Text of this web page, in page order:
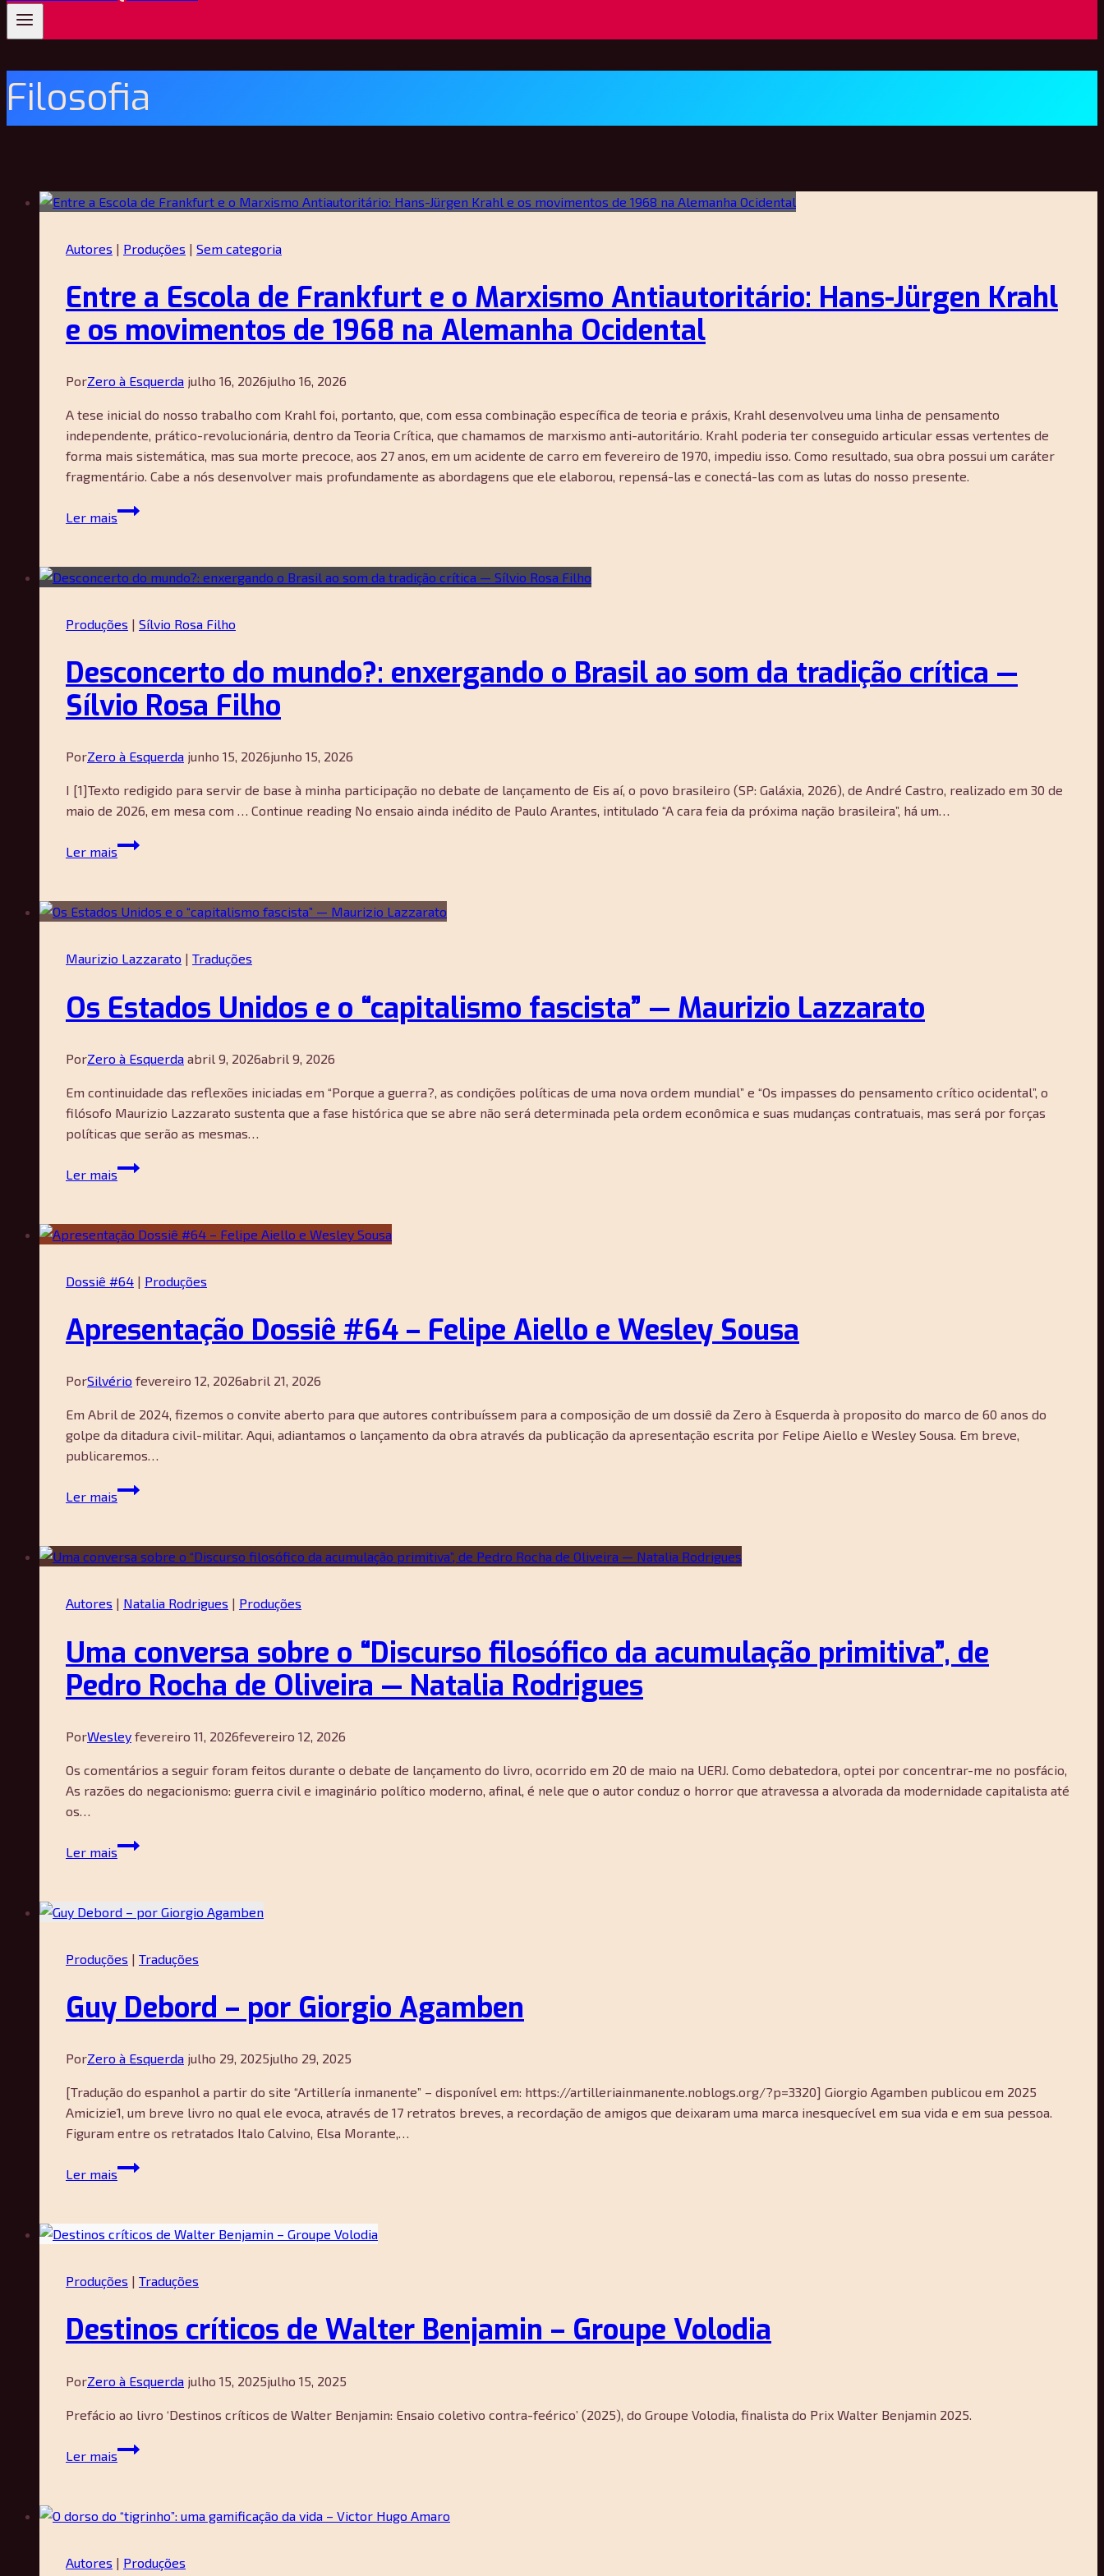
Filosofia
Autores | Produções | Sem categoria
Entre a Escola de Frankfurt e o Marxismo Antiautoritário: Hans-Jürgen Krahl
e os movimentos de 1968 na Alemanha Ocidental
PorZero à Esquerda julho 16, 2026julho 16, 2026
A tese inicial do nosso trabalho com Krahl foi, portanto, que, com essa combinação específica de teoria e práxis, Krahl desenvolveu uma linha de pensamento
independente, prático-revolucionária, dentro da Teoria Crítica, que chamamos de marxismo anti-autoritário. Krahl poderia ter conseguido articular essas vertentes de
forma mais sistemática, mas sua morte precoce, aos 27 anos, em um acidente de carro em fevereiro de 1970, impediu isso. Como resultado, sua obra possui um caráter
fragmentário. Cabe a nós desenvolver mais profundamente as abordagens que ele elaborou, repensá-las e conectá-las com as lutas do nosso presente.
Ler mais
Entre
a
de
Frankfurt
o
Antiautoritário:
Hans-
Jürgen
e
movimentos
de
1968
na
Ocidental
Produções | Sílvio Rosa Filho
Desconcerto do mundo?: enxergando o Brasil ao som da tradição crítica —
Sílvio Rosa Filho
PorZero à Esquerda junho 15, 2026junho 15, 2026
I [1]Texto redigido para servir de base à minha participação no debate de lançamento de Eis aí, o povo brasileiro (SP: Galáxia, 2026), de André Castro, realizado em 30 de
maio de 2026, em mesa com … Continue reading No ensaio ainda inédito de Paulo Arantes, intitulado “A cara feia da próxima nação brasileira”, há um…
Ler mais
Desconcerto
enxergando
o
ao
da
—
Sílvio
Rosa
Filho
Maurizio Lazzarato | Traduções
Os Estados Unidos e o “capitalismo fascista” — Maurizio Lazzarato
PorZero à Esquerda abril 9, 2026abril 9, 2026
Em continuidade das reflexões iniciadas em “Porque a guerra?, as condições políticas de uma nova ordem mundial” e “Os impasses do pensamento crítico ocidental”, o
filósofo Maurizio Lazzarato sustenta que a fase histórica que se abre não será determinada pela ordem econômica e suas mudanças contratuais, mas será por forças
políticas que serão as mesmas…
Ler mais
Os
Estados
e
o
fascista”
Maurizio
Dossiê #64 | Produções
Apresentação Dossiê #64 – Felipe Aiello e Wesley Sousa
PorSilvério fevereiro 12, 2026abril 21, 2026
Em Abril de 2024, fizemos o convite aberto para que autores contribuíssem para a composição de um dossiê da Zero à Esquerda à proposito do marco de 60 anos do
golpe da ditadura civil-militar. Aqui, adiantamos o lançamento da obra através da publicação da apresentação escrita por Felipe Aiello e Wesley Sousa. Em breve,
publicaremos…
Ler mais
Apresentação
–
Felipe
e
Sousa
Autores | Natalia Rodrigues | Produções
Uma conversa sobre o “Discurso filosófico da acumulação primitiva”, de
Pedro Rocha de Oliveira — Natalia Rodrigues
PorWesley fevereiro 11, 2026fevereiro 12, 2026
Os comentários a seguir foram feitos durante o debate de lançamento do livro, ocorrido em 20 de maio na UERJ. Como debatedora, optei por concentrar-me no posfácio,
As razões do negacionismo: guerra civil e imaginário político moderno, afinal, é nele que o autor conduz o horror que atravessa a alvorada da modernidade capitalista até
os…
Ler mais
Uma
conversa
o
“Discurso
da
primitiva”,
Rocha
de
Oliveira
—
Rodrigues
Produções | Traduções
Guy Debord – por Giorgio Agamben
PorZero à Esquerda julho 29, 2025julho 29, 2025
[Tradução do espanhol a partir do site “Artillería inmanente” – disponível em: https://artilleriainmanente.noblogs.org/?p=3320] Giorgio Agamben publicou em 2025
Amicizie1, um breve livro no qual ele evoca, através de 17 retratos breves, a recordação de amigos que deixaram uma marca inesquecível em sua vida e em sua pessoa.
Figuram entre os retratados Italo Calvino, Elsa Morante,…
Ler mais
Guy
por
Giorgio
Produções | Traduções
Destinos críticos de Walter Benjamin – Groupe Volodia
PorZero à Esquerda julho 15, 2025julho 15, 2025
Prefácio ao livro ‘Destinos críticos de Walter Benjamin: Ensaio coletivo contra-feérico’ (2025), do Groupe Volodia, finalista do Prix Walter Benjamin 2025.
Ler mais
Destinos
críticos
Walter
Groupe
Autores | Produções